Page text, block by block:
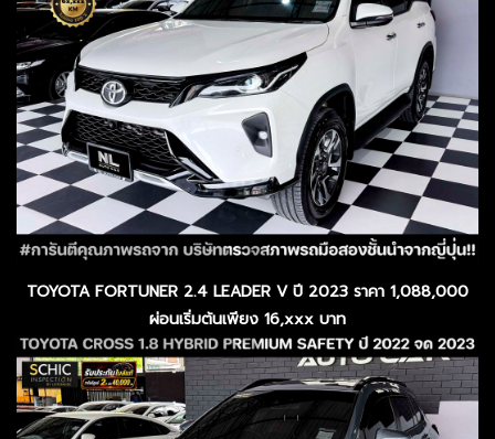
TOYOTA FORTUNER 2.4 LEADER V ปี 2023 ราคา 1,088,000
ผ่อนเริ่มต้นเพียง 16,xxx บาท